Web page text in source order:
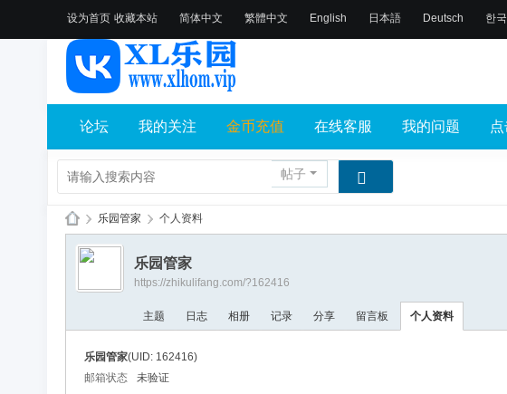
设为首页 收藏本站 简体中文 繁體中文 English 日本語 Deutsch 한
论坛 我的关注 金币充值 在线客服 我的问题
帖子
X
乐
› 乐园管家 › 个人资料
乐园管家
https://zhikulifang.com/?162416
主题 日志 相册 记录 分享 留言板 个人资料
乐园管家(UID: 162416)
邮箱状态
未验证